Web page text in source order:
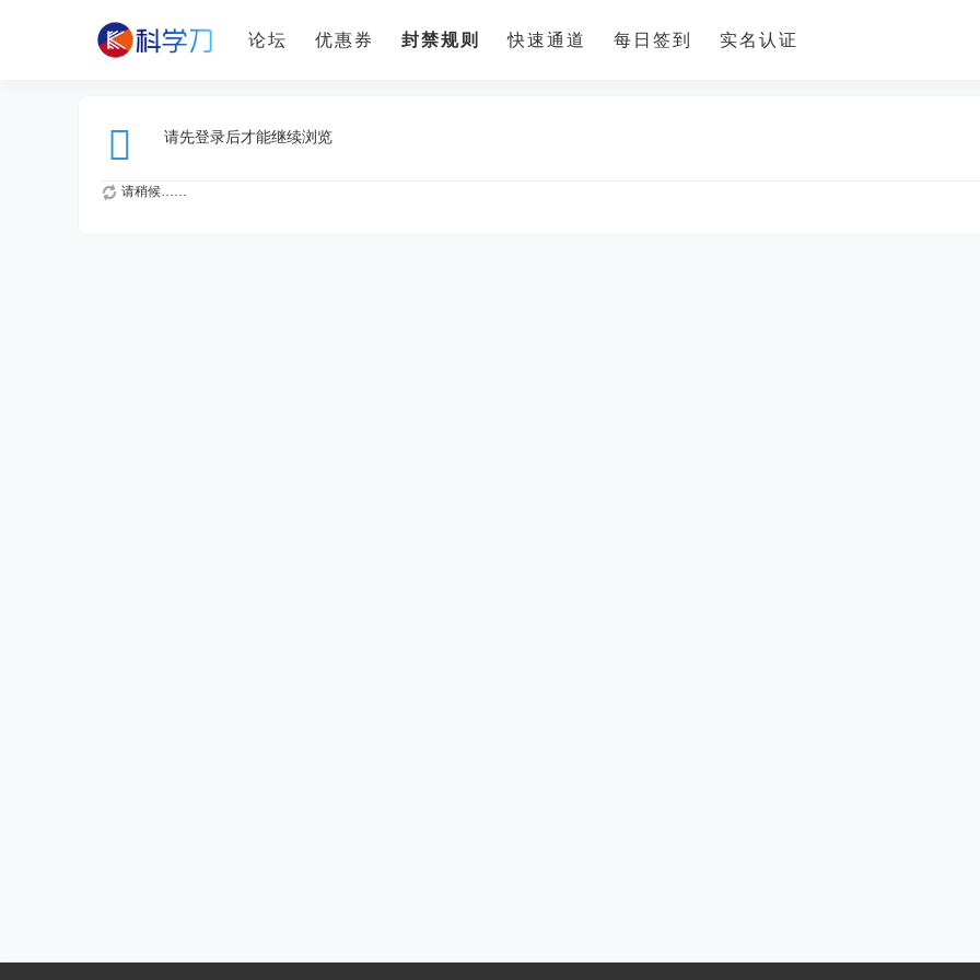
论坛 优惠券 封禁规则 快速通道 每日签到 实名认证
请先登录后才能继续浏览
请稍候……